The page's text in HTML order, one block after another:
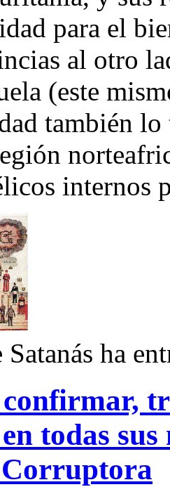
para el
al otro
(este
también
internos
ha
todas